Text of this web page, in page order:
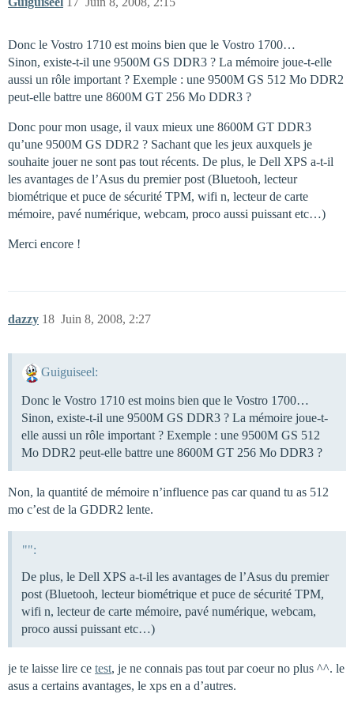
Donc le Vostro 1710 est moins bien que le Vostro 1700…
Sinon, existe-t-il une 9500M GS DDR3 ? La mémoire joue-t-elle
aussi un rôle important ? Exemple : une 9500M GS 512 Mo DDR2
peut-elle battre une 8600M GT 256 Mo DDR3 ?
Donc pour mon usage, il vaux mieux une 8600M GT DDR3
qu’une 9500M GS DDR2 ? Sachant que les jeux auxquels je
souhaite jouer ne sont pas tout récents. De plus, le Dell XPS a-t-il
les avantages de l’Asus du premier post (Bluetooh, lecteur
biométrique et puce de sécurité TPM, wifi n, lecteur de carte
mémoire, pavé numérique, webcam, proco aussi puissant etc…)
Merci encore !
dazzy Juin 8, 2008, 2:27
18
Guiguiseel:
Donc le Vostro 1710 est moins bien que le Vostro 1700…
Sinon, existe-t-il une 9500M GS DDR3 ? La mémoire joue-t-
elle aussi un rôle important ? Exemple : une 9500M GS 512
Mo DDR2 peut-elle battre une 8600M GT 256 Mo DDR3 ?
Non, la quantité de mémoire n’influence pas car quand tu as 512
mo c’est de la GDDR2 lente.
"":
De plus, le Dell XPS a-t-il les avantages de l’Asus du premier
post (Bluetooh, lecteur biométrique et puce de sécurité TPM,
wifi n, lecteur de carte mémoire, pavé numérique, webcam,
proco aussi puissant etc…)
je te laisse lire ce test, je ne connais pas tout par coeur no plus ^^. le
asus a certains avantages, le xps en a d’autres.